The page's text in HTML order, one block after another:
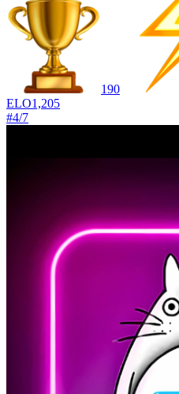
190
ELO1,205
#4/7